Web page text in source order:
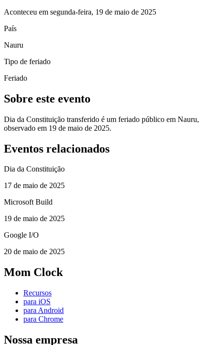
Aconteceu em segunda-feira, 19 de maio de 2025
País
Nauru
Tipo de feriado
Feriado
Sobre este evento
Dia da Constituição transferido é um feriado público em Nauru,
observado em 19 de maio de 2025.
Eventos relacionados
Dia da Constituição
17 de maio de 2025
Microsoft Build
19 de maio de 2025
Google I/O
20 de maio de 2025
Mom Clock
Recursos
para iOS
para Android
para Chrome
Nossa empresa